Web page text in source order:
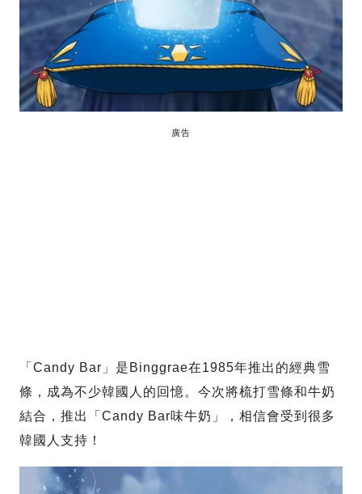
廣告
「Candy Bar」是Binggrae在1985年推出的經典雪
條，成為不少韓國人的回憶。今次將梳打雪條和牛奶
結合，推出「Candy Bar味牛奶」，相信會受到很多
韓國人支持！